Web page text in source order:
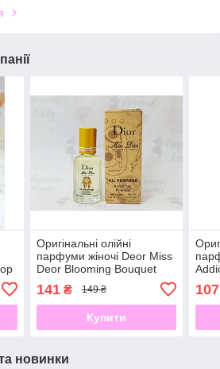
Оригінальні олійні
парфуми жіночі Deor Miss
Deor Blooming Bouquet
Букет) 12 мл
141₴ 149 ₴
Купити
107
новинки